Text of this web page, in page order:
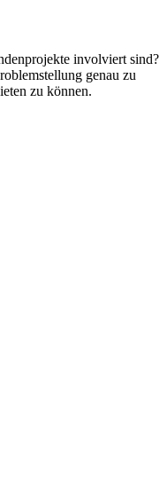
involviert sind?
genau zu
zu können.